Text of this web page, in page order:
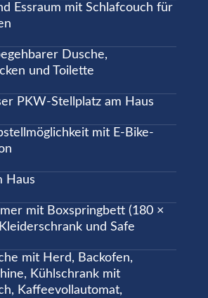
Essraum mit Schlafcouch für
Dusche,
und Toilette
PKW-Stellplatz am Haus
mit E-Bike-
Haus
mit Boxspringbett (180 ×
und Safe
mit Herd, Backofen,
Kühlschrank mit
Kaffeevollautomat,